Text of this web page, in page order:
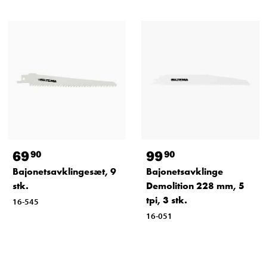
6990
Bajonetsavklingesæt, 9
stk.
16-545
9990
Bajonetsavklinge
Demolition 228 mm, 5
tpi, 3 stk.
16-051